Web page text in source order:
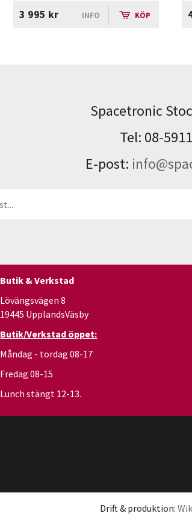
3 995 kr INFO KÖP
Spacetronic
Tel: 08-
E-post:
Butik & Verkstad
Lövängsvägen 8
19445 UpplandsVäsby
Butik/Verkstad öppet:
Måndag - tordag 08-17
Fredag 08-15
Lunch stängt 12-13.
Drift & produktion: